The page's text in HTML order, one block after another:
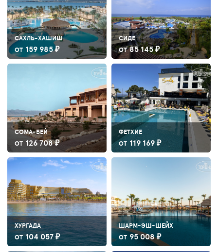
САХЛЬ-ХАШИШ
ОТ 159 985 ₽
СИДЕ
ОТ 85 145 ₽
СОМА-БЕЙ
ОТ 126 708 ₽
ФЕТХИЕ
ОТ 119 169 ₽
ХУРГАДА
ОТ 104 057 ₽
ШАРМ-ЭШ-ШЕЙХ
ОТ 95 008 ₽